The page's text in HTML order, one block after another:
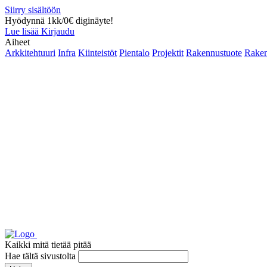
Siirry sisältöön
Hyödynnä 1kk/0€ diginäyte!
Lue lisää Kirjaudu
Aiheet
Arkkitehtuuri Infra Kiinteistöt Pientalo Projektit Rakennustuote
Kaikki mitä tietää pitää
Hae tältä sivustolta